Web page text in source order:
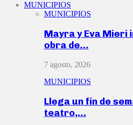
MUNICIPIOS
MUNICIPIOS
Mayra y Eva Mieri
obra de…
7 agosto, 2026
MUNICIPIOS
Llega un fin de
teatro,…